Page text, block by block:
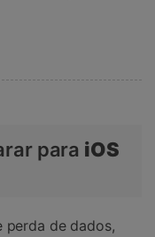
para iOS
perda de dados,